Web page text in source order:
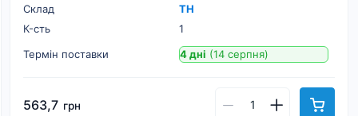
Склад
ТН
К-cть
1
Термін поставки
4 дні (14 серпня)
563,7 грн